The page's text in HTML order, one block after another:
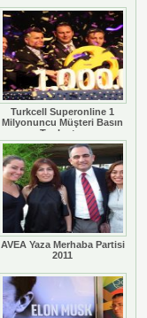
Turkcell Superonline 1
Milyonuncu Müşteri Basın
Toplantısı
AVEA Yaza Merhaba Partisi
2011